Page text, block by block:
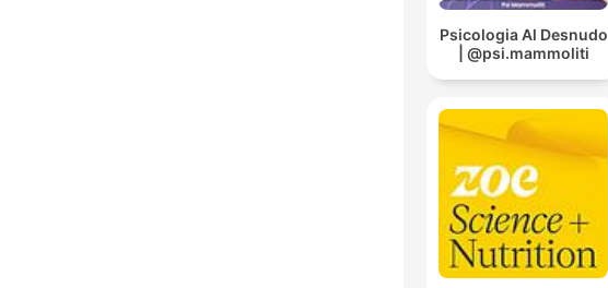
Psicologia Al Desnudo
| @psi.mammoliti